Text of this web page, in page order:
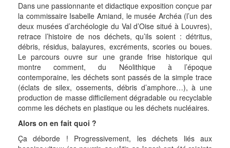
Dans une passionnante et didactique exposition conçue par
la commissaire Isabelle Amiand, le musée Archéa (l’un des
deux musées d’archéologie du Val d’Oise situé à Louvres),
retrace l’histoire de nos déchets, qu’ils soient : détritus,
débris, résidus, balayures, excréments, scories ou boues.
Le parcours ouvre sur une grande frise historique qui
montre comment, du Néolithique à l’époque
contemporaine, les déchets sont passés de la simple trace
(éclats de silex, ossements, débris d’amphore…), à une
production de masse difficilement dégradable ou recyclable
comme les déchets en plastique ou les déchets nucléaires.
Alors on en fait quoi ?
Ça déborde ! Progressivement, les déchets liés aux